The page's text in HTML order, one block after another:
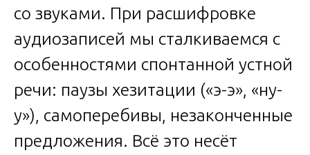
со звуками. При расшифровке
аудиозаписей мы сталкиваемся с
особенностями спонтанной устной
речи: паузы хезитации («э-э», «ну-
у»), самоперебивы, незаконченные
предложения. Всё это несёт